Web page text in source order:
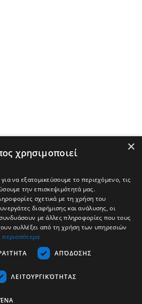
Company
Career
×
χρησιμοποιεί
να εξατομικεύσουμε το περιεχόμενο, τις
την επισκεψιμότητά μας.
σχετικά με τη χρήση του
διαφήμισης και ανάλυσης, οι
με άλλες πληροφορίες που τους
συλλέξει από τη χρήση των υπηρεσιών
περισσότερα
ΑΠΌΔΟΣΗΣ
ΛΕΙΤΟΥΡΓΙΚΌΤΗΤΑΣ